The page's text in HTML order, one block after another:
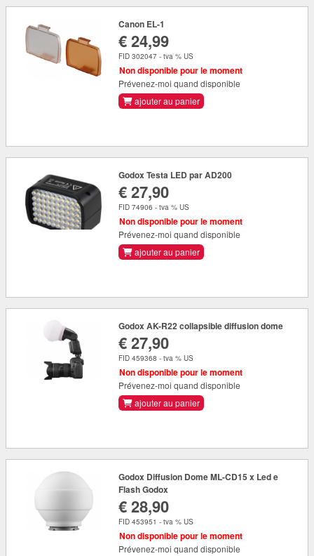
Canon EL-1
€ 24,99
FID 302047 - tva % US
Non disponible pour le moment
Prévenez-moi quand disponible
ajouter au panier
Godox Testa LED par AD200
€ 27,90
FID 74906 - tva % US
Non disponible pour le moment
Prévenez-moi quand disponible
ajouter au panier
Godox AK-R22 collapsible diffusion dome
€ 27,90
FID 459368 - tva % US
Non disponible pour le moment
Prévenez-moi quand disponible
ajouter au panier
Godox Diffusion Dome ML-CD15 x Led e
Flash Godox
€ 28,90
FID 453951 - tva % US
Non disponible pour le moment
Prévenez-moi quand disponible